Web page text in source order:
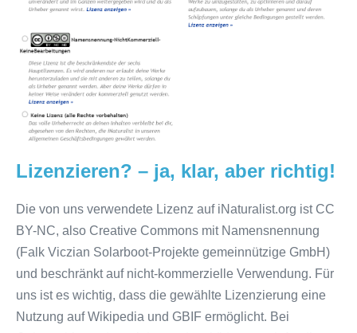
Lizenzieren? – ja, klar, aber richtig!
Die von uns verwendete Lizenz auf iNaturalist.org ist CC
BY-NC, also Creative Commons mit Namensnennung
(Falk Viczian Solarboot-Projekte gemeinnützige GmbH)
und beschränkt auf nicht-kommerzielle Verwendung. Für
uns ist es wichtig, dass die gewählte Lizenzierung eine
Nutzung auf Wikipedia und GBIF ermöglicht. Bei